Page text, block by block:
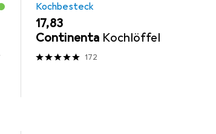
Kochbesteck
EUR
17,83
Continenta Kochlöffel
172